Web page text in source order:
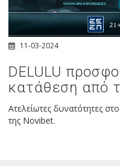
11-03-2024
DELULU
κατάθεση από
Ατελείωτες δυνατότητες
της Novibet.